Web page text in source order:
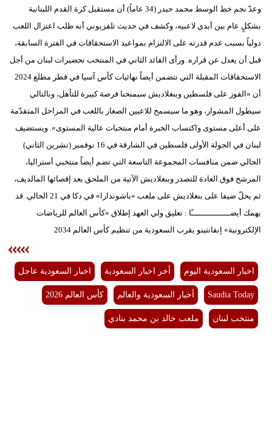
وعدّ نجم خط الوسط محمد حيدر (34 عاماً) أن مستقبل كرة القدم اللبنانية
بشكلٍ عام بين أيدي لاعبيه، وكشف في حديث تلفزيوني أنه طلب اعتزال اللعب
دولياً بسبب عدم قدرته على الالتزام بمواعيد الاستحقاقات في الفترة السابقة،
قبل أن يعدل عن قراره. ورأى القائد الثاني في المنتخب تحضيرات لبنان من أجل
الاستحقاقات المقبلة التي تتضمن أيضاً نهائيات كأس آسيا في قطر مطلع 2024
أن «الفوز على فلسطين وبنغلاديش سيمنحنا فرصة كبيرة للتأهل، وبالتالي
سيطول المشوار، وهو ما سيسمح للاعبين الصغار باللعب في المراحل المتقدّمة
على أعلى مستوى واكتساب الخبرة أمام منتخبات عالية المستوى». ويستضيف
لبنان في الجولة الأولى فلسطين في الشارقة في 16 نوفمبر (تشرين الثاني)
الحالي ضمن منافسات المجموعة التاسعة التي تضم أيضاً منتخبي أستراليا،
المرشح فوق العادة للتصدر وبنغلاديش الآتية من الملحق بعد إقصائها المالديف،
ثم يحلّ ضيفا على بنغلاديش على ملعب «باشوندارا» في دكا في 21 الحالي. قد
يهمك أيضــــــــــــــــًا : تعليق ولي العهد إطلاق «كأس العالم للرياضات
الإلكترونية» إنفانتينو يقرب السعودية من تنظيم كأس العالم 2034
اخبار السعودية اليوم أخر اخبار السعودية اخبار السعودية عاجل
Saudia Today أخبار السعودية والعالم كأس العالم 2026
منتخب لبنان ملعب خالد بن محمد بنادي